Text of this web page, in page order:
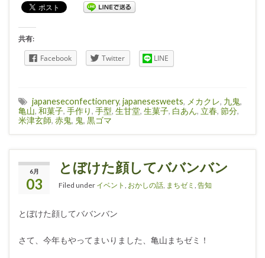
共有:
Facebook Twitter LINE
japaneseconfectionery, japanesesweets, メカクレ, 九鬼,
亀山, 和菓子, 手作り, 手型, 生甘堂, 生菓子, 白あん, 立春, 節分,
米津玄師, 赤鬼, 鬼, 黒ゴマ
6月
03
とぼけた顔してババンバン
Filed under イベント おかしの話 まちゼミ 告知
とぼけた顔してババンバン
さて、今年もやってまいりました、亀山まちゼミ！